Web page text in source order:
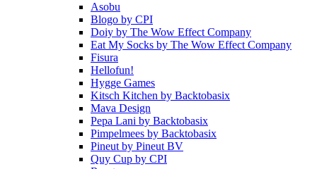
Asobu
Blogo by CPI
Doiy by The Wow Effect Company
Eat My Socks by The Wow Effect Company
Fisura
Hellofun!
Hygge Games
Kitsch Kitchen by Backtobasix
Mava Design
Pepa Lani by Backtobasix
Pimpelmees by Backtobasix
Pineut by Pineut BV
Quy Cup by CPI